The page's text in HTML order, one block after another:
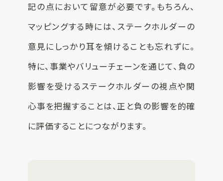
記の点において留意が必要です。もちろん、
マッピングする時には、ステークホルダーの
意見にしっかり耳を傾けることも忘れずに。
特に、事業やバリューチェーンを通じて、負の
影響を受けるステークホルダーの視点や関
心事を把握することは、正と負の影響を的確
に評価することにつながります。